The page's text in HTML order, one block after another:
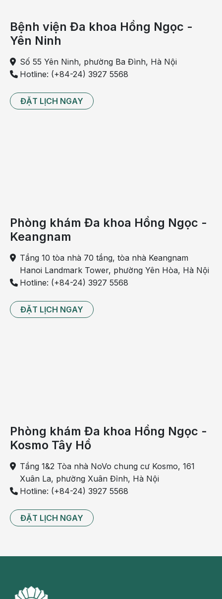
Bệnh viện Đa khoa Hồng Ngọc -
Yên Ninh
Số 55 Yên Ninh, phường Ba Đình, Hà Nội
Hotline: (+84-24) 3927 5568
ĐẶT LỊCH NGAY
Phòng khám Đa khoa Hồng Ngọc -
Keangnam
Tầng 10 tòa nhà 70 tầng, tòa nhà Keangnam
Hanoi Landmark Tower, phường Yên Hòa, Hà Nội
Hotline: (+84-24) 3927 5568
ĐẶT LỊCH NGAY
Phòng khám Đa khoa Hồng Ngọc -
Kosmo Tây Hồ
Tầng 1&2 Tòa nhà NoVo chung cư Kosmo, 161
Xuân La, phường Xuân Đỉnh, Hà Nội
Hotline: (+84-24) 3927 5568
ĐẶT LỊCH NGAY